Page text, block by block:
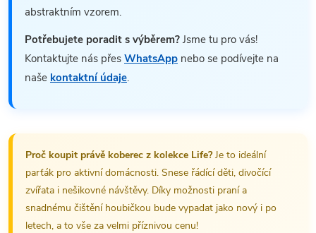
abstraktním vzorem.
Potřebujete poradit s výběrem? Jsme tu pro vás!
Kontaktujte nás přes WhatsApp nebo se podívejte na
naše kontaktní údaje.
Proč koupit právě koberec z kolekce Life?Je to ideální
parťák pro aktivní domácnosti. Snese řádící děti, divočící
zvířata i nešikovné návštěvy. Díky možnosti praní a
snadnému čištění houbičkou bude vypadat jako nový i po
letech, a to vše za velmi příznivou cenu!